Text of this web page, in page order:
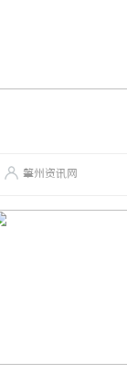
肇州资讯网